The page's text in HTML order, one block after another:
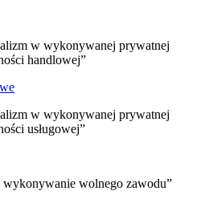
w wykonywanej prywatnej
handlowej”
w wykonywanej prywatnej
usługowej”
wolnego zawodu”